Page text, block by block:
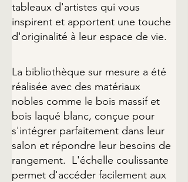
tableaux d'artistes qui vous
inspirent et apportent une touche
d'originalité à leur espace de vie.
La bibliothèque sur mesure a été
réalisée avec des matériaux
nobles comme le bois massif et
bois laqué blanc, conçue pour
s'intégrer parfaitement dans leur
salon et répondre leur besoins de
rangement.  L'échelle coulissante
permet d'accéder facilement aux